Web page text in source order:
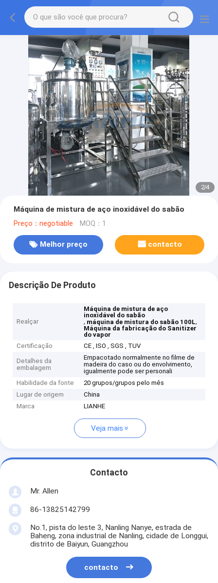
2/4
Máquina de mistura de aço inoxidável do sabão
Preço：negotiable MOQ：1
Melhor preço contacto
Descrição De Produto
Realçar
Máquina de mistura de aço
inoxidável do sabão
, máquina de mistura do sabão 100L,
Máquina da fabricação do Sanitizer
do vapor
Certificação
CE , ISO , SGS , TUV
Detalhes da
embalagem
Empacotado normalmente no filme de
madeira do caso ou do envolvimento,
igualmente pode ser personali
Habilidade da fonte
20 grupos/grupos pelo mês
Lugar de origem
China
Marca
LIANHE
Veja mais
Contacto
Mr. Allen
86-13825142799
No.1, pista do leste 3, Nanling Nanye, estrada de
Baheng, zona industrial de Nanling, cidade de Longgui,
distrito de Baiyun, Guangzhou
contacto